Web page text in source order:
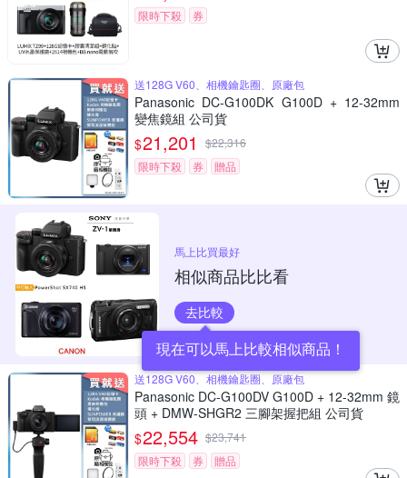
限時下殺
券
送128G V60、相機鑰匙圈、原廠包
Panasonic DC-G100DK G100D + 12-32mm
變焦鏡組 公司貨
$21,201 $22,316
限時下殺
券 贈品
馬上比買最好
相似商品比比看
去比較
現在可以馬上比較相似商品！
送128G V60、相機鑰匙圈、原廠包
Panasonic DC-G100DV G100D + 12-32mm 鏡
頭 + DMW-SHGR2 三腳架握把組 公司貨
$22,554 $23,741
限時下殺
券 贈品